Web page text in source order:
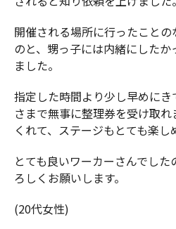
開催される場所に行ったこと
のと、甥っ子には内緒にした
ました。
指定した時間より少し早めに
さまで無事に整理券を受け取
くれて、ステージもとても楽し
とても良いワーカーさんでし
ろしくお願いします。
(20代女性)